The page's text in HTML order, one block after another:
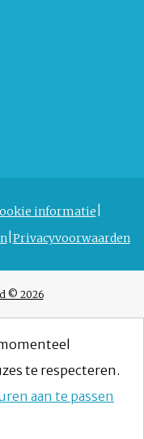
informatie
Privacyvoorwaarden
© 2026
te respecteren.
aan te passen